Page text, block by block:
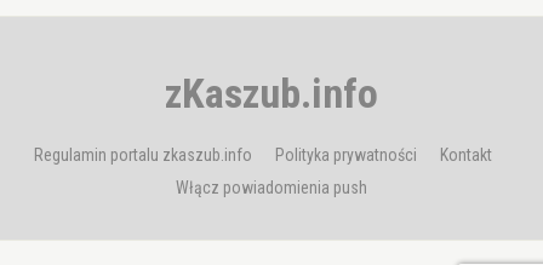
zKaszub.info
Regulamin portalu zkaszub.info Polityka prywatności
Kontakt
Włącz powiadomienia push